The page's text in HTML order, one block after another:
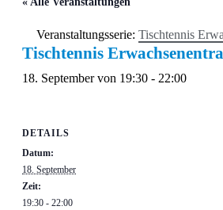
Veranstaltungsserie: Tischtennis
Tischtennis
18. September von 19:30 - 22:00
DETAILS
Datum:
18. September
Zeit:
19:30 - 22:00